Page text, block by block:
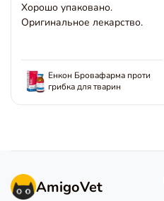
Хорошо упаковано.
Оригинальное лекарство.
Енкон Бровафарма проти
грибка для тварин
AmigoVet